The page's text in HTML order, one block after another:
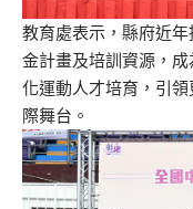
教育處表示，縣府近
金計畫及培訓資源，
化運動人才培育，引
際舞台。